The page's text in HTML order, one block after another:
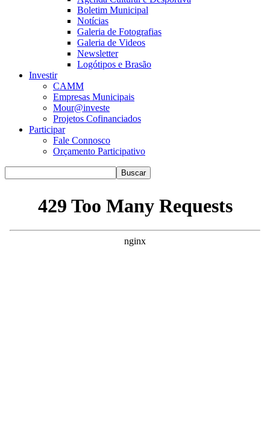
Boletim Municipal
Notícias
Galeria de Fotografias
Galeria de Videos
Newsletter
Logótipos e Brasão
Investir
CAMM
Empresas Municipais
Mour@investe
Projetos Cofinanciados
Participar
Fale Connosco
Orçamento Participativo